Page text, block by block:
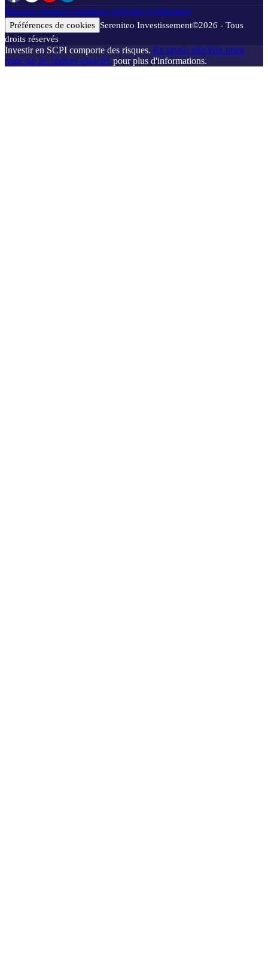
Mentions légalesConditions générales d'utilisation
Préférences de cookies Sereniteo Investissement©2026 - Tous
droits réservés
Investir en SCPI comporte des risques. En savoir plusVoir notre
page sur les risques associés pour plus d'informations.